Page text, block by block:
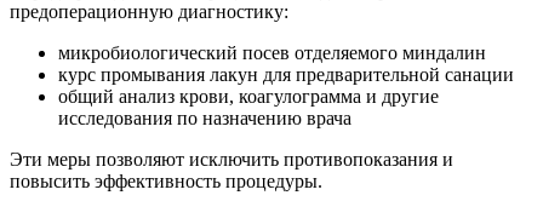
предоперационную диагностику:
микробиологический посев отделяемого миндалин
курс промывания лакун для предварительной санации
общий анализ крови, коагулограмма и другие
исследования по назначению врача
Эти меры позволяют исключить противопоказания и
повысить эффективность процедуры.